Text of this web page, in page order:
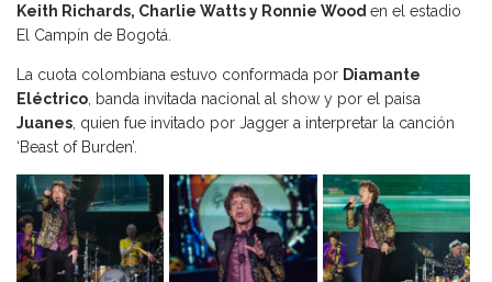
Keith Richards, Charlie Watts y Ronnie Wood en el estadio
El Campín de Bogotá.
La cuota colombiana estuvo conformada por Diamante
Eléctrico , banda invitada nacional al show y por el paisa
Juanes , quien fue invitado por Jagger a interpretar la canción
‘Beast of Burden’.